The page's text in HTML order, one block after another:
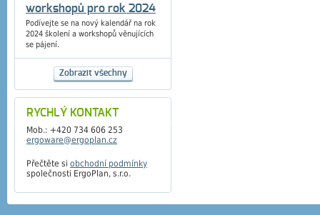
workshopů pro rok 2024
Podívejte se na nový kalendář na rok
2024 školení a workshopů věnujících
se pájení.
Zobrazit všechny
RYCHLÝ KONTAKT
Mob.: +420 734 606 253
ergoware@ergoplan.cz
Přečtěte si obchodní podmínky
společnosti ErgoPlan, s.r.o.